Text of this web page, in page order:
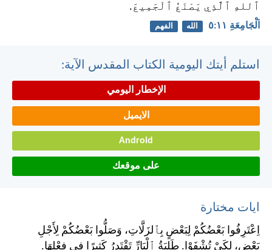
ٱللهِ ٱلَّذِي يَصْنَعُ ٱلْجَمِيعَ.
اَلْجَامِعَةِ ١١:‏٥ الله الفهم
استلم أيتك اليومية الكتاب المقدس الآية:
الإخطار اليومي
الايميل
Android
على موقعك
ايات مختارة
اِعْتَرِفُوا بَعْضُكُمْ لِبَعْضٍ بِٱلزَلَّاتِ، وَصَلُّوا بَعْضُكُمْ لِأَجْلِ
بَعْضٍ، لِكَيْ تُشْفَوْا. طَلِبَةُ ٱلْبَارِّ تَقْتَدِرُ كَثِيرًا فِي فِعْلِهَا.